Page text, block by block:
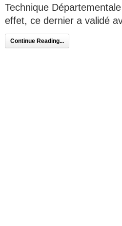
Technique
effet, ce dernier a validé
Continue Reading...